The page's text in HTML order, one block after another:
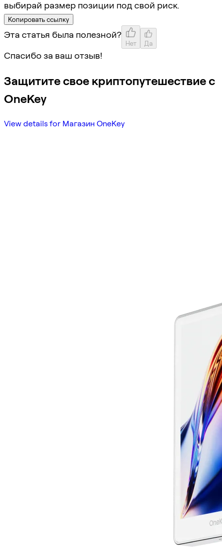
выбирай размер позиции под свой риск.
Копировать ссылку
Эта статья была полезной?
Нет Да
Спасибо за ваш отзыв!
Защитите свое криптопутешествие с
OneKey
View details for Магазин OneKey